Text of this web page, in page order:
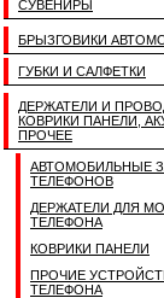
СУВЕНИРЫ
БРЫЗГОВИКИ
ГУБКИ И САЛФЕТКИ
ДЕРЖАТЕЛИ И
КОВРИКИ ПАНЕЛИ,
ПРОЧЕЕ
АВТОМОБИЛЬНЫЕ
ТЕЛЕФОНОВ
ДЕРЖАТЕЛИ ДЛЯ
ТЕЛЕФОНА
КОВРИКИ ПАНЕЛИ
ПРОЧИЕ
ТЕЛЕФОНА